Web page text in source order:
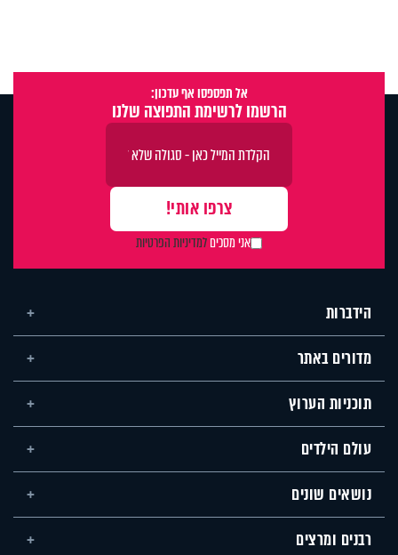
אל תפספסו אף עדכון:
הרשמו לרשימת התפוצה שלנו
אני מסכיםלמדיניות הפרטיות
הידברות
מדורים באתר
תוכניות הערוץ
עולם הילדים
נושאים שונים
רבנים ומרצים